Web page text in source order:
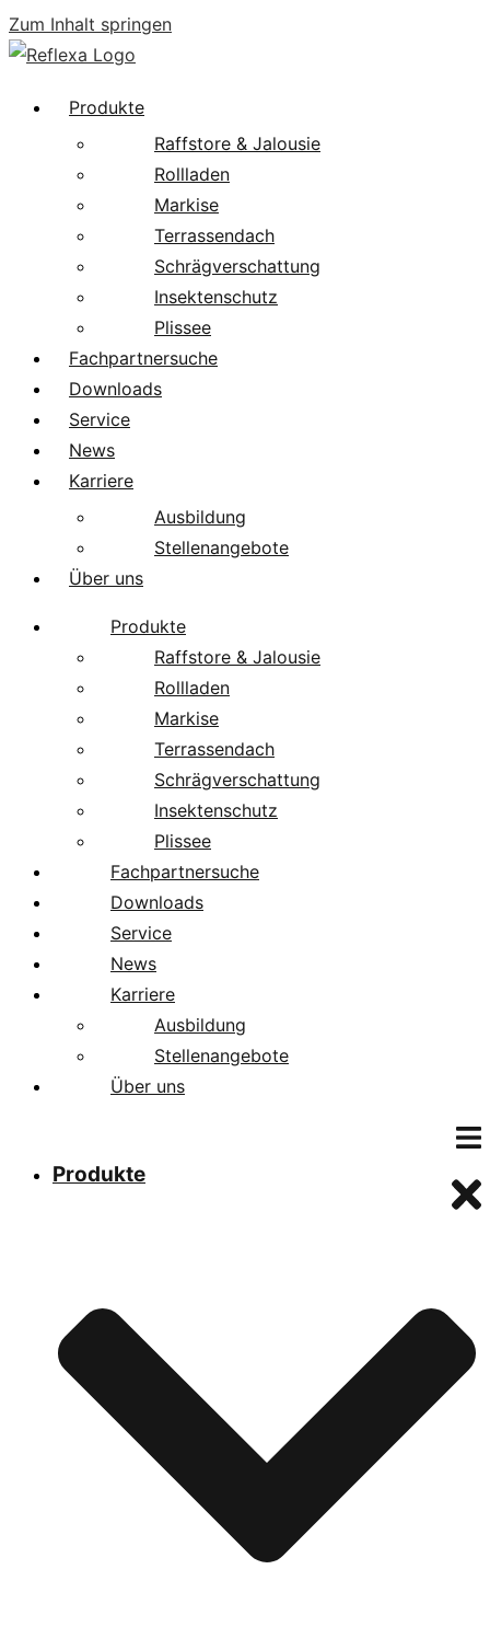
Zum Inhalt springen
Produkte
Raffstore & Jalousie
Rollladen
Markise
Terrassendach
Schrägverschattung
Insektenschutz
Plissee
Fachpartnersuche
Downloads
Service
News
Karriere
Ausbildung
Stellenangebote
Über uns
Produkte
Raffstore & Jalousie
Rollladen
Markise
Terrassendach
Schrägverschattung
Insektenschutz
Plissee
Fachpartnersuche
Downloads
Service
News
Karriere
Ausbildung
Stellenangebote
Über uns
Produkte